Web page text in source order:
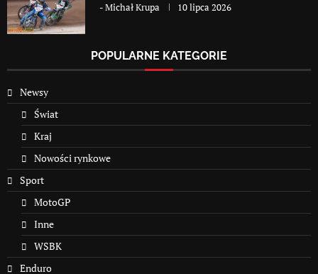
-Michał Krupa 10 lipca 2026
POPULARNE KATEGORIE
Newsy
Świat
Kraj
Nowości rynkowe
Sport
MotoGP
Inne
WSBK
Enduro